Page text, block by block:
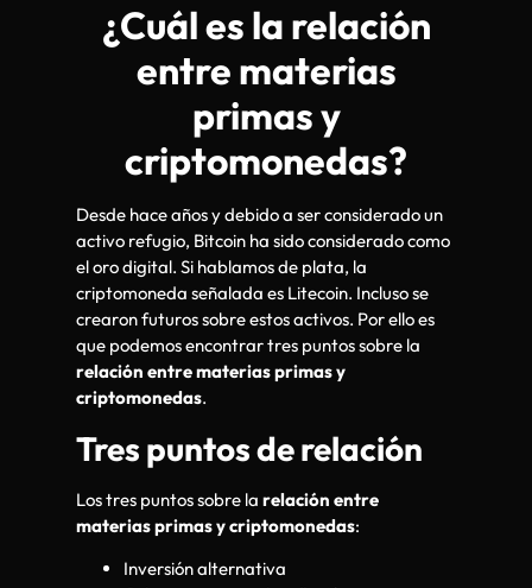
¿Cuál es la relación
entre materias
primas y
criptomonedas?
Desde hace años y debido a ser considerado un
activo refugio, Bitcoin ha sido considerado como
el oro digital. Si hablamos de plata, la
criptomoneda señalada es Litecoin. Incluso se
crearon futuros sobre estos activos. Por ello es
que podemos encontrar tres puntos sobre la
relación entre materias primas y
criptomonedas.
Tres puntos de relación
Los tres puntos sobre la relación entre
materias primas y criptomonedas:
Inversión alternativa